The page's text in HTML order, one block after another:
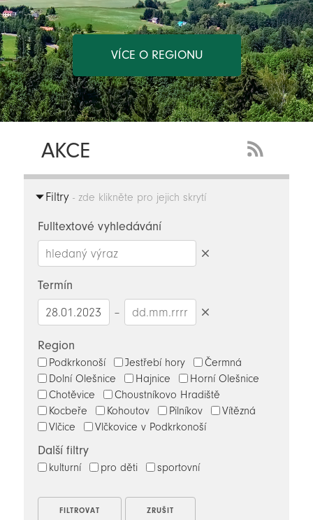
VÍCE O REGIONU
AKCE
Feed
Filtry- zde klikněte pro jejich skrytí
Fulltextové vyhledávání
Termín
–
Region
Podkrkonoší Jestřebí hory
Čermná
Dolní Olešnice
Hajnice
Horní Olešnice
Chotěvice
Choustníkovo Hradiště
Kocbeře
Kohoutov Pilníkov
Vítězná
Vlčice
Vlčkovice v Podkrkonoší
Další filtry
kulturní pro děti sportovní